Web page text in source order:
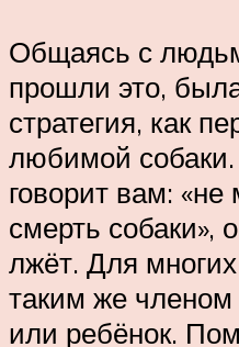
Общаясь с
прошли это,
стратегия, как
любимой собаки.
говорит вам: «не
смерть собаки»,
лжёт. Для
таким же членом
или ребёнок.